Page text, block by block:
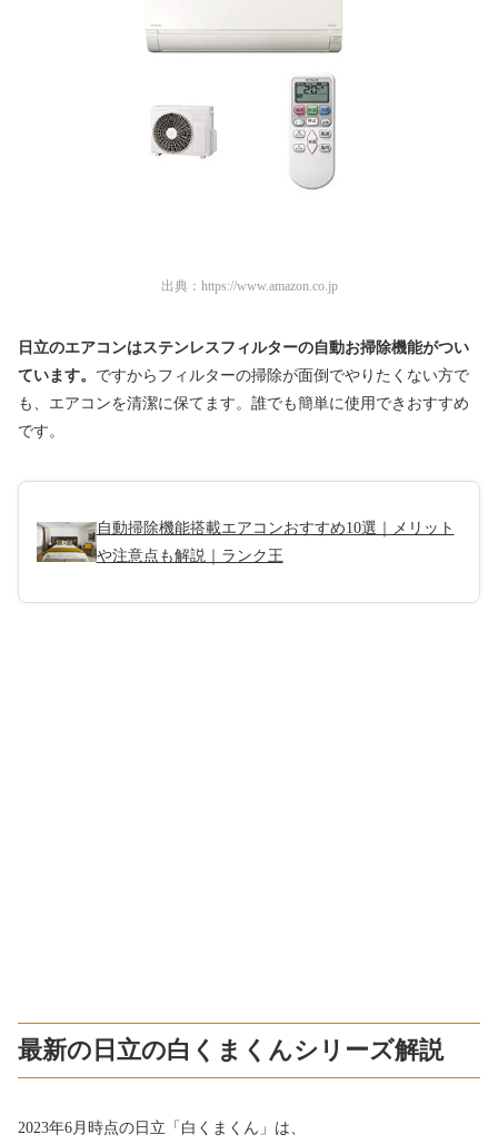
出典： https://www.amazon.co.jp
日立のエアコンはステンレスフィルターの自動お掃除機能がつい
ています。 ですからフィルターの掃除が面倒でやりたくない方で
も、エアコンを清潔に保てます。誰でも簡単に使用できおすすめ
です。
自動掃除機能搭載エアコンおすすめ10選｜メリット
や注意点も解説｜ランク王
最新の日立の白くまくんシリーズ解説
2023年6月時点の日立「白くまくん」は、